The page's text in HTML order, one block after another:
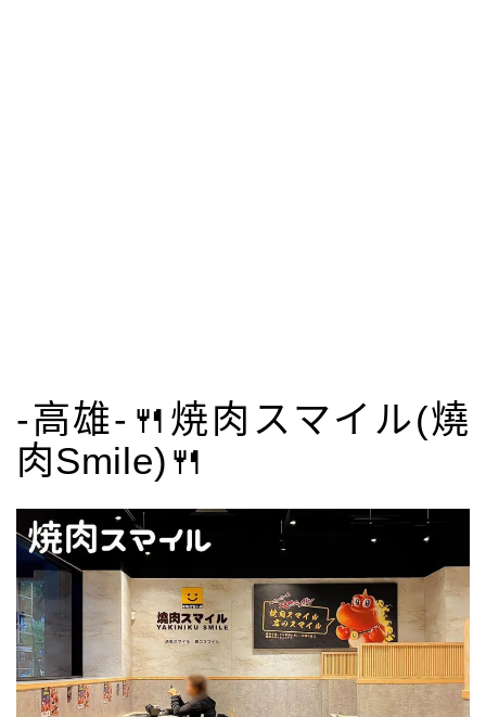
-高雄-🍴焼肉スマイル(燒
肉Smile)🍴